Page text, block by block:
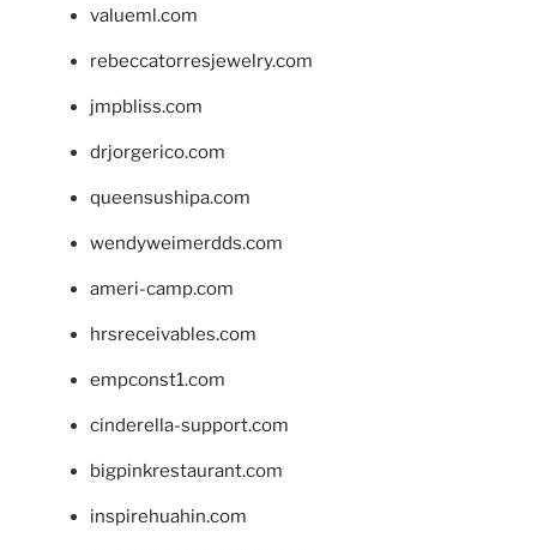
valueml.com
rebeccatorresjewelry.com
jmpbliss.com
drjorgerico.com
queensushipa.com
wendyweimerdds.com
ameri-camp.com
hrsreceivables.com
empconst1.com
cinderella-support.com
bigpinkrestaurant.com
inspirehuahin.com